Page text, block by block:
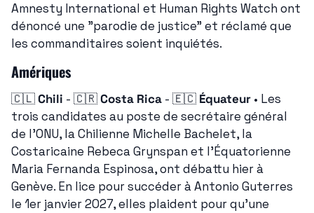
Amnesty International et Human Rights Watch ont
dénoncé une "parodie de justice" et réclamé que
les commanditaires soient inquiétés.
Amériques
🇨🇱Chili - 🇨🇷Costa Rica - 🇪🇨 Équateur • Les
trois candidates au poste de secrétaire général
de l'ONU, la Chilienne Michelle Bachelet, la
Costaricaine Rebeca Grynspan et l'Équatorienne
Maria Fernanda Espinosa, ont débattu hier à
Genève. En lice pour succéder à Antonio Guterres
le 1er janvier 2027, elles plaident pour qu'une